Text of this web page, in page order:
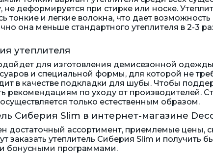
деформируется при стирке или носке.
тонкие и легкие волокна, что дает
она меньше стандартного утеплителя в 2-3
утеплителя
для изготовления демисезонной
и специальной формы, для которой не
в качестве подкладки для шубы. Чтобы
рекомендациям по уходу от производителей.
только естественным образом.
Сиберия Slim в интернет-магазине
достаточный ассортимент, приемлемые цены,
заказать утеплитель Сиберия Slim и получить
бонусными программами.